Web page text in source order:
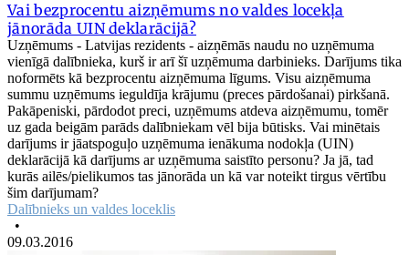
Vai bezprocentu aizņēmums no valdes locekļa
jānorāda UIN deklarācijā?
Uzņēmums - Latvijas rezidents - aizņēmās naudu no uzņēmuma
vienīgā dalībnieka, kurš ir arī šī uzņēmuma darbinieks. Darījums tika
noformēts kā bezprocentu aizņēmuma līgums. Visu aizņēmuma
summu uzņēmums ieguldīja krājumu (preces pārdošanai) pirkšanā.
Pakāpeniski, pārdodot preci, uzņēmums atdeva aizņēmumu, tomēr
uz gada beigām parāds dalībniekam vēl bija būtisks. Vai minētais
darījums ir jāatspoguļo uzņēmuma ienākuma nodokļa (UIN)
deklarācijā kā darījums ar uzņēmuma saistīto personu? Ja jā, tad
kurās ailēs/pielikumos tas jānorāda un kā var noteikt tirgus vērtību
šim darījumam?
Dalībnieks un valdes loceklis
•
09.03.2016